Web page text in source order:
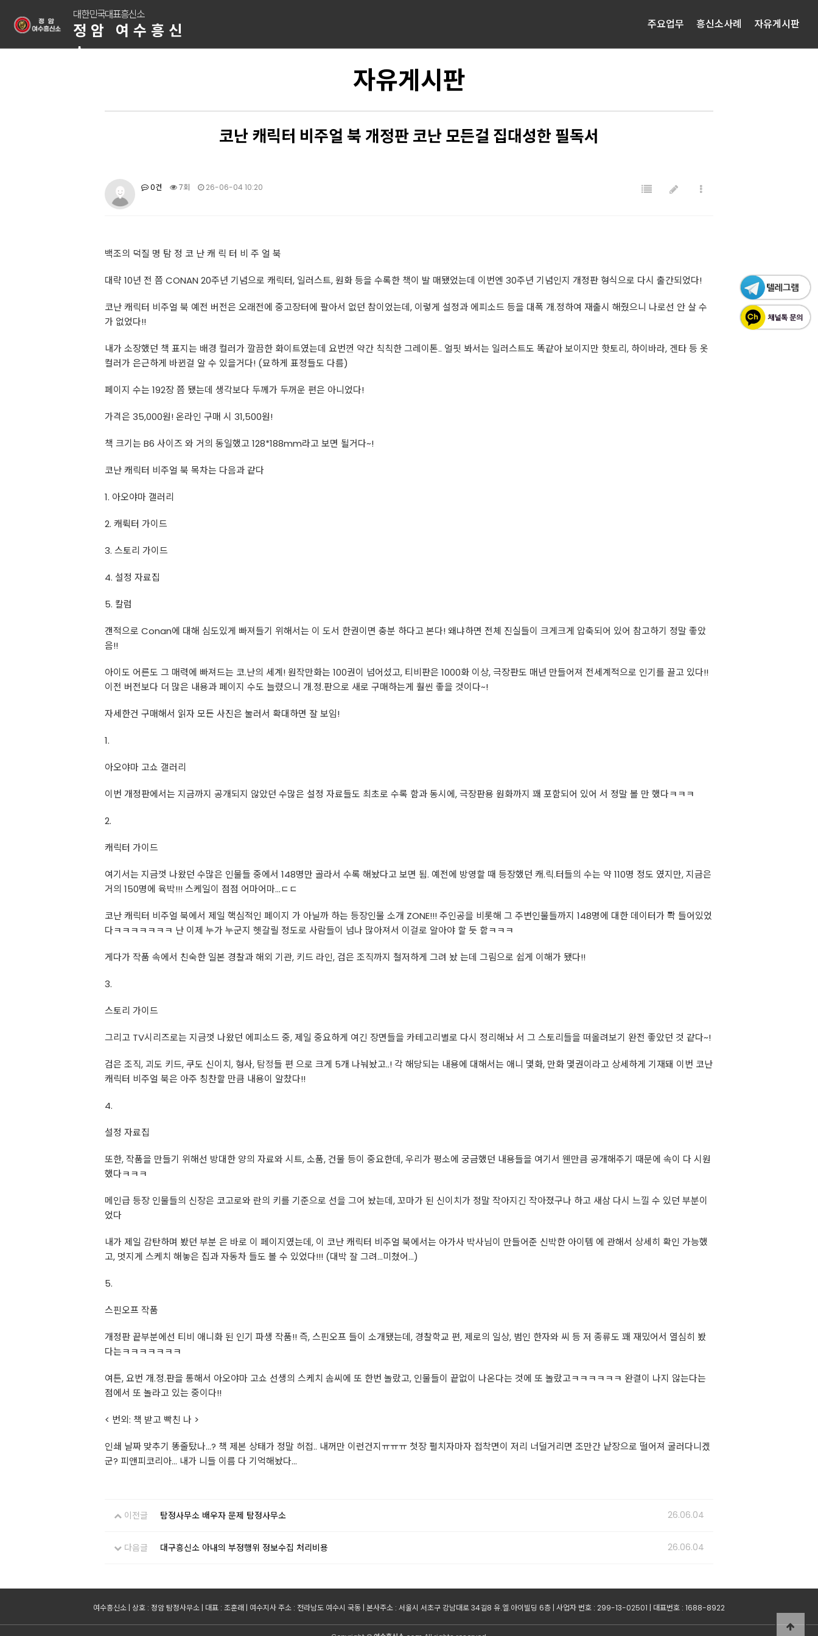
대한민국대표흥신소
정암 여수흥신
소
주요업무 흥신소사례 자유게시판
자유게시판
코난 캐릭터 비주얼 북 개정판 코난 모든걸 집대성한 필독서
0건 7회 26-06-04 10:20
백조의 덕질 명 탐 정 코 난 캐 릭 터 비 주 얼 북
대략 10년 전 쯤 CONAN 20주년 기념으로 캐릭터, 일러스트, 원화 등을 수록한 책이 발 매됐었는데 이번엔 30주년 기념인지 개정판 형식으로 다시 출간되었다!
코난 캐릭터 비주얼 북 예전 버전은 오래전에 중고장터에 팔아서 없던 참이었는데, 이렇게 설정과 에피소드 등을 대폭 개.정하여 재출시 해줬으니 나로선 안 살 수
가 없었다!!
내가 소장했던 책 표지는 배경 컬러가 깔끔한 화이트였는데 요번껀 약간 칙칙한 그레이톤.. 얼핏 봐서는 일러스트도 똑같아 보이지만 핫토리, 하이바라, 겐타 등 옷
컬러가 은근하게 바뀐걸 알 수 있을거다! (묘하게 표정들도 다름)
페이지 수는 192장 쯤 됐는데 생각보다 두께가 두꺼운 편은 아니었다!
가격은 35,000원! 온라인 구매 시 31,500원!
책 크기는 B6 사이즈 와 거의 동일했고 128*188mm라고 보면 될거다~!
코난 캐릭터 비주얼 북 목차는 다음과 같다
1. 아오야마 갤러리
2. 캐뤽터 가이드
3. 스토리 가이드
4. 설정 자료집
5. 칼럼
갠적으로 Conan에 대해 심도있게 빠져들기 위해서는 이 도서 한권이면 충분 하다고 본다! 왜냐하면 전체 진실들이 크게크게 압축되어 있어 참고하기 정말 좋았
음!!
아이도 어른도 그 매력에 빠져드는 코.난의 세계! 원작만화는 100권이 넘어섰고, 티비판은 1000화 이상, 극장판도 매년 만들어져 전세계적으로 인기를 끌고 있다!!
이전 버전보다 더 많은 내용과 페이지 수도 늘렸으니 개.정.판으로 새로 구매하는게 훨씬 좋을 것이다~!
자세한건 구매해서 읽자 모든 사진은 눌러서 확대하면 잘 보임! ​
1.
아오야마 고쇼 갤러리
이번 개정판에서는 지금까지 공개되지 않았던 수많은 설정 자료들도 최초로 수록 함과 동시에, 극장판용 원화까지 꽤 포함되어 있어 서 정말 볼 만 했다ㅋㅋㅋ
2.
캐릭터 가이드
여기서는 지금껏 나왔던 수많은 인물들 중에서 148명만 골라서 수록 해놨다고 보면 됨. 예전에 방영할 때 등장했던 캐.릭.터들의 수는 약 110명 정도 였지만, 지금은
거의 150명에 육박!!! 스케일이 점점 어마어마...ㄷㄷ
코난 캐릭터 비주얼 북에서 제일 핵심적인 페이지 가 아닐까 하는 등장인물 소개 ZONE!!! 주인공을 비롯해 그 주변인물들까지 148명에 대한 데이터가 쫙 들어있었
다ㅋㅋㅋㅋㅋㅋㅋ 난 이제 누가 누군지 헷갈릴 정도로 사람들이 넘나 많아져서 이걸로 알아야 할 듯 함ㅋㅋㅋ
게다가 작품 속에서 친숙한 일본 경찰과 해외 기관, 키드 라인, 검은 조직까지 철저하게 그려 놨 는데 그림으로 쉽게 이해가 됐다!!
3.
스토리 가이드
그리고 TV시리즈로는 지금껏 나왔던 에피소드 중, 제일 중요하게 여긴 장면들을 카테고리별로 다시 정리해놔 서 그 스토리들을 떠올려보기 완전 좋았던 것 같다~!
검은 조직, 괴도 키드, 쿠도 신이치, 형사, 탐정들 편 으로 크게 5개 나눠놨고..! 각 해당되는 내용에 대해서는 애니 몇화, 만화 몇권이라고 상세하게 기재돼 이번 코난
캐릭터 비주얼 북은 아주 칭찬할 만큼 내용이 알찼다!!
4.
설정 자료집
또한, 작품을 만들기 위해선 방대한 양의 자료와 시트, 소품, 건물 등이 중요한데, 우리가 평소에 궁금했던 내용들을 여기서 웬만큼 공개해주기 때문에 속이 다 시원
했다ㅋㅋㅋ
메인급 등장 인물들의 신장은 코고로와 란의 키를 기준으로 선을 그어 놨는데, 꼬마가 된 신이치가 정말 작아지긴 작아졌구나 하고 새삼 다시 느낄 수 있던 부분이
었다
내가 제일 감탄하며 봤던 부분 은 바로 이 페이지였는데, 이 코난 캐릭터 비주얼 북에서는 아가사 박사님이 만들어준 신박한 아이템 에 관해서 상세히 확인 가능했
고, 멋지게 스케치 해놓은 집과 자동차 들도 볼 수 있었다!!! (대박 잘 그려...미쳤어...)
5.
스핀오프 작품
개정판 끝부분에선 티비 애니화 된 인기 파생 작품!! 즉, 스핀오프 들이 소개됐는데, 경찰학교 편, 제로의 일상, 범인 한자와 씨 등 저 종류도 꽤 재밌어서 열심히 봤
다는ㅋㅋㅋㅋㅋㅋㅋ
여튼, 요번 개.정.판을 통해서 아오야마 고쇼 선생의 스케치 솜씨에 또 한번 놀랐고, 인물들이 끝없이 나온다는 것에 또 놀랐고ㅋㅋㅋㅋㅋㅋ 완결이 나지 않는다는
점에서 또 놀라고 있는 중이다!!
< 번외: 책 받고 빡친 나 >
인쇄 날짜 맞추기 똥줄탔나...? 책 제본 상태가 정말 허접.. 내꺼만 이런건지ㅠㅠㅠ 첫장 펼치자마자 접착면이 저리 너덜거리면 조만간 낱장으로 떨어져 굴러다니겠
군? 피앤피코리아... 내가 니들 이름 다 기억해놨다...
이전글 탐정사무소 배우자 문제 탐정사무소 26.06.04
다음글 대구흥신소 아내의 부정행위 정보수집 처리비용 26.06.04
여수흥신소 | 상호 : 정암 탐정사무소 | 대표 : 조훈래 | 여수지사 주소 : 전라남도 여수시 국동 | 본사주소 : 서울시 서초구 강남대로 34길8 유.엘.아이빌딩 6층 | 사업자 번호 : 299-13-02501 | 대표번호 : 1688-8922